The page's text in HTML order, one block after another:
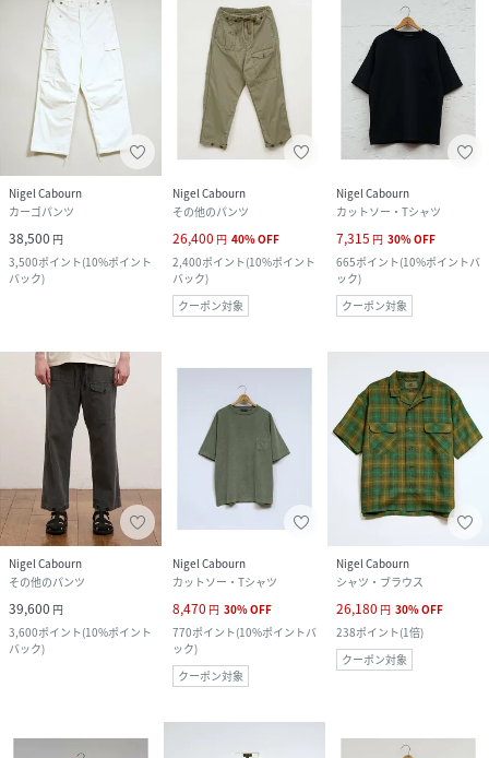
Nigel Cabourn
カーゴパンツ
38,500 円
3,500ポイント(10%ポイント
バック)
Nigel Cabourn
その他のパンツ
26,400 円 40%OFF
2,400ポイント(10%ポイント
バック)
クーポン対象
Nigel Cabourn
カットソー・Tシャツ
7,315 円 30%OFF
665ポイント(10%ポイントバ
ック)
クーポン対象
Nigel Cabourn
その他のパンツ
39,600 円
3,600ポイント(10%ポイント
バック)
Nigel Cabourn
カットソー・Tシャツ
8,470 円 30%OFF
770ポイント(10%ポイントバ
ック)
クーポン対象
Nigel Cabourn
シャツ・ブラウス
26,180 円 30%OFF
238ポイント(1倍)
クーポン対象